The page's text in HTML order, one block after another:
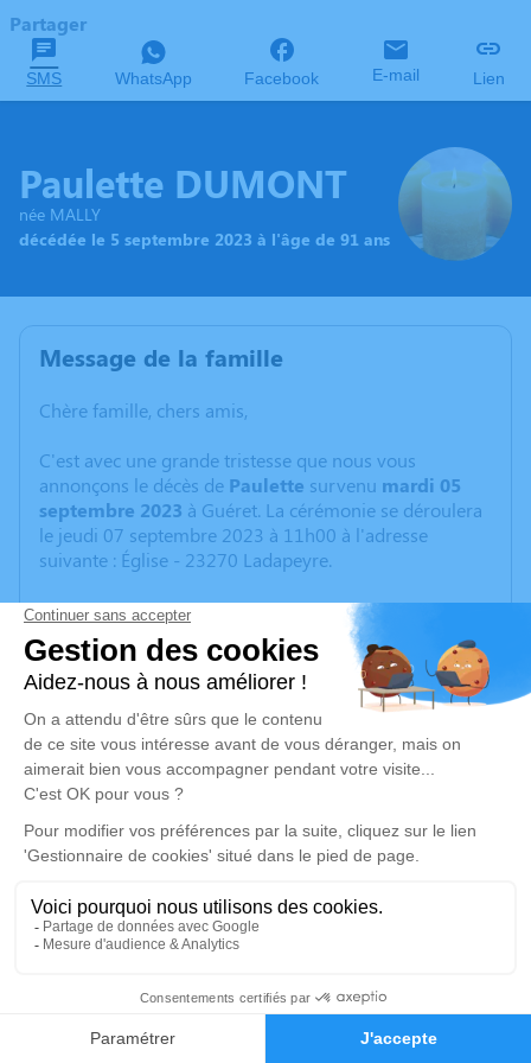
Faire-part Hommages
Partager
SMS WhatsApp Facebook E-mail Lien
Paulette DUMONT
née MALLY
décédée le 5 septembre 2023 à l'âge de 91 ans
Message de la famille
Chère famille, chers amis,
C'est avec une grande tristesse que nous vous
annonçons le décès de Paulette survenu mardi 05
septembre 2023 à Guéret. La cérémonie se déroulera
le jeudi 07 septembre 2023 à 11h00 à l'adresse
suivante : Église - 23270 Ladapeyre.
Un service de plantation d’arbre hommage est
disponible ici.
Je rends hommage
Cérémonie religieuse
jeudi 07 septembre 2023 à 11h00
Église de Ladapeyre
23270 Ladapeyre
Déroulé des obsèques
Repos en salon funéraire